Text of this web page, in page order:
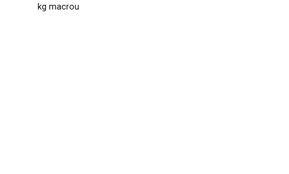
kg macrou